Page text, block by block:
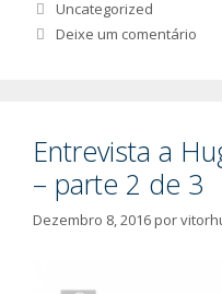
Categorias
Uncategorized
Deixe um comentário
Entrevista a
– parte 2 de 3
Dezembro 8, 2016por